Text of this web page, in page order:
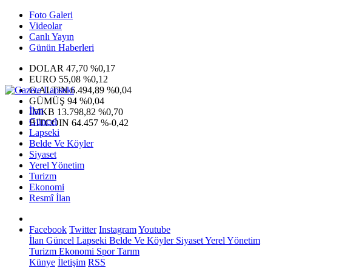
Foto Galeri
Videolar
Canlı Yayın
Günün Haberleri
DOLAR 47,70 %0,17
EURO 55,08 %0,12
G.ALTIN6.494,89 %0,04
GÜMÜŞ 94 %0,04
IMKB 13.798,82 %0,70
BITCOIN 64.457 %-0,42
İlan
Güncel
Lapseki
Belde Ve Köyler
Siyaset
Yerel Yönetim
Turizm
Ekonomi
Resmî İlan
Facebook Twitter InstagramYoutube
İlan Güncel Lapseki Belde Ve KöylerSiyasetYerel Yönetim
Turizm Ekonomi SporTarım
Künye İletişim RSS